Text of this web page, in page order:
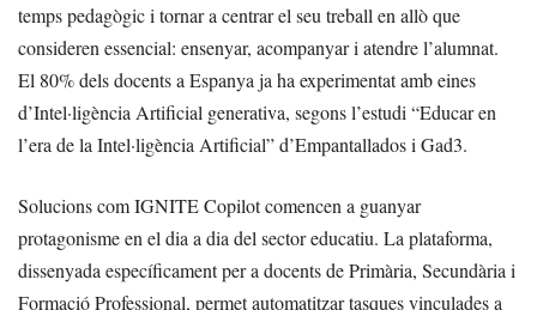
temps pedagògic i tornar a centrar el seu treball en allò que
consideren essencial: ensenyar, acompanyar i atendre l’alumnat.
El 80% dels docents a Espanya ja ha experimentat amb eines
d’Intel·ligència Artificial generativa, segons l’estudi “Educar en
l’era de la Intel·ligència Artificial” d’Empantallados i Gad3.
Solucions com IGNITE Copilot comencen a guanyar
protagonisme en el dia a dia del sector educatiu. La plataforma,
dissenyada específicament per a docents de Primària, Secundària i
Formació Professional, permet automatitzar tasques vinculades a